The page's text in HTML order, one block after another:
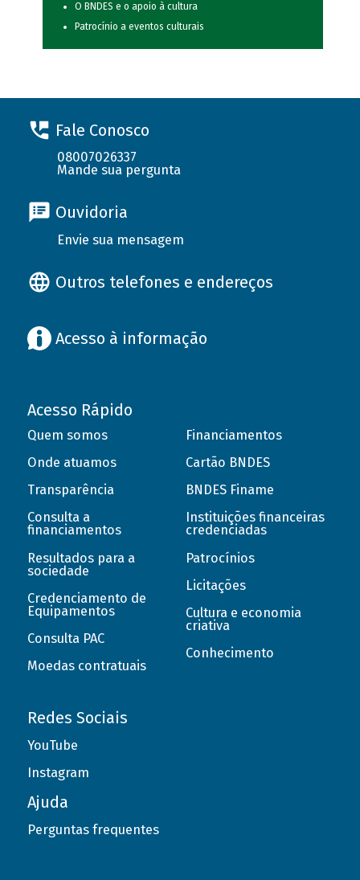
O BNDES e o apoio à cultura
Patrocínio a eventos culturais
Fale Conosco
08007026337
Mande sua pergunta
Ouvidoria
Envie sua mensagem
Outros telefones e endereços
Acesso à informação
Acesso Rápido
Quem somos
Onde atuamos
Transparência
Consulta a
financiamentos
Resultados para a
sociedade
Credenciamento de
Equipamentos
Consulta PAC
Moedas contratuais
Financiamentos
Cartão BNDES
BNDES Finame
Instituições financeiras
credenciadas
Patrocínios
Licitações
Cultura e economia
criativa
Conhecimento
Redes Sociais
YouTube
Instagram
Ajuda
Perguntas frequentes